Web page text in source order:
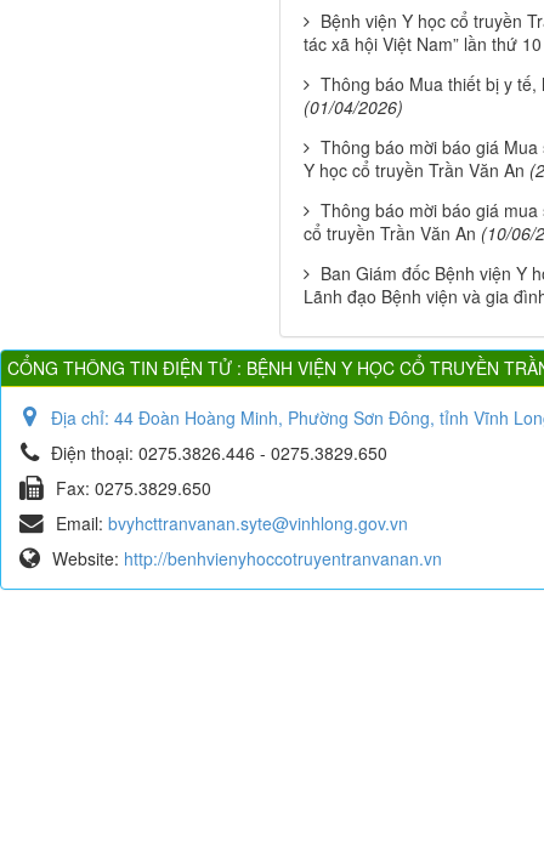
Bệnh viện Y học cổ truyền
tác xã hội Việt Nam” lần thứ
Thông báo Mua thiết bị y
(01/04/2026)
Thông báo mời báo giá
Y học cổ truyền Trần Văn An
Thông báo mời báo giá
cổ truyền Trần Văn An (10/06/
Ban Giám đốc Bệnh viện Y
Lãnh đạo Bệnh viện và gia
CỔNG THÔNG TIN ĐIỆN TỬ : BỆNH VIỆN Y HỌC CỔ TRUYỀN
Địa chỉ: 44 Đoàn Hoàng Minh, Phường Sơn Đông, tỉnh Vĩnh
Điện thoại: 0275.3826.446 - 0275.3829.650
Fax: 0275.3829.650
Email: bvyhcttranvanan.syte@vinhlong.gov.vn
Website: http://benhvienyhoccotruyentranvanan.vn